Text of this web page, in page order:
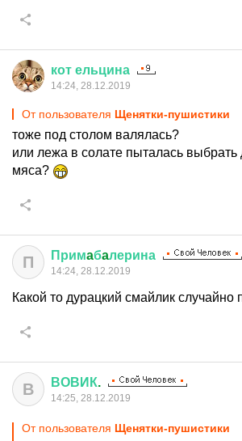
кот ельцина
14:24, 28.12.2019
От пользователя Щенятки-пушистики
тоже под столом валялась?
или лежа в солате пыталась выбрать
мяса?
П Примaбaлерина
14:24, 28.12.2019
Какой то дурацкий смайлик случайно
В ВОВИК.
14:25, 28.12.2019
От пользователя Щенятки-пушистики